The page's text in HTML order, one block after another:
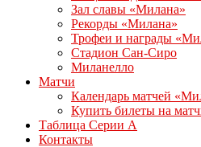
Зал славы «Милана»
Рекорды «Милана»
Трофеи и награды
Стадион Сан-Сиро
Миланелло
Матчи
Календарь матчей
Купить билеты на
Таблица Серии А
Контакты